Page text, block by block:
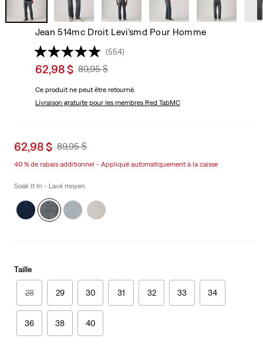
Jean 514mc Droit Levi’smd Pour Homme
(554)
Sale
is
62,98 $ Original
Was
89,95 $
Ce produit ne peut être retourné.
Livraison gratuitepour les membres Red TabMC
Sale
is
62,98 $ Original
89,95 $
40 % de rabais additionnel - Appliqué automatiquement à la caisse
Soak It In - Lavé moyen
Taille
28 29 30 31 32 33 34
36 38 40